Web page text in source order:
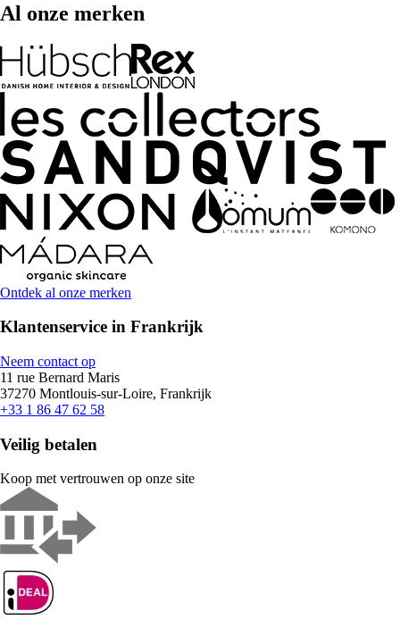
Al onze merken
Ontdek al onze merken
Klantenservice in Frankrijk
Neem contact op
11 rue Bernard Maris
37270 Montlouis-sur-Loire, Frankrijk
+33 1 86 47 62 58
Veilig betalen
Koop met vertrouwen op onze site